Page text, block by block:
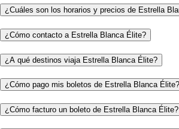
¿Cuáles son los horarios y precios de Estrella
¿Cómo contacto a Estrella Blanca Élite?
¿A qué destinos viaja Estrella Blanca Élite?
¿Cómo pago mis boletos de Estrella Blanca Élite?
¿Cómo facturo un boleto de Estrella Blanca Élite?